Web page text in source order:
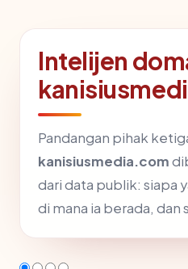
Intelijen
Pandangan pihak
kanisiusmedia.com
dari data publik: siapa
di mana ia berada, dan